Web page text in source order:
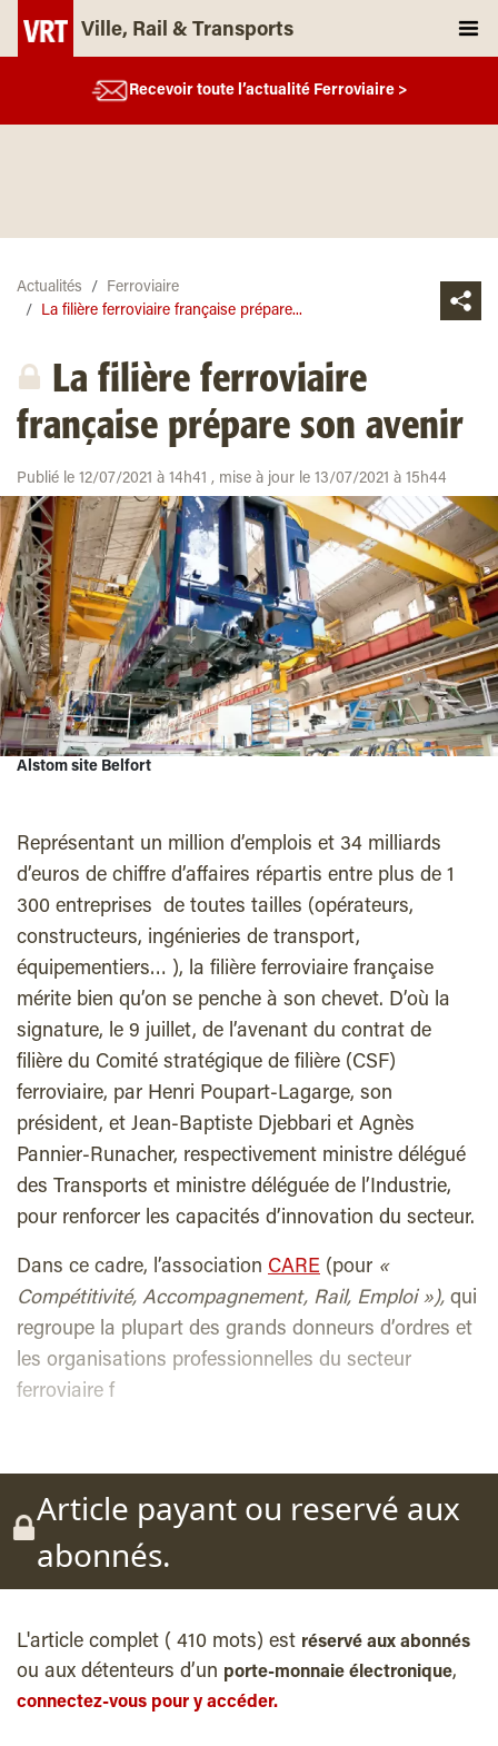
Ville, Rail & Transports
Recevoir toute l’actualité Ferroviaire >
Actualités
Ferroviaire
La filière ferroviaire française prépare...
La filière ferroviaire
française prépare son avenir
Publié le 12/07/2021 à 14h41 , mise à jour le 13/07/2021 à 15h44
Alstom site Belfort
Représentant un million d’emplois et 34 milliards
d’euros de chiffre d’affaires répartis entre plus de 1
300 entreprises de toutes tailles (opérateurs,
constructeurs, ingénieries de transport,
équipementiers… ), la filière ferroviaire française
mérite bien qu’on se penche à son chevet. D’où la
signature, le 9 juillet, de l’avenant du contrat de
filière du Comité stratégique de filière (CSF)
ferroviaire, par Henri Poupart-Lagarge, son
président, et Jean-Baptiste Djebbari et Agnès
Pannier-Runacher, respectivement ministre délégué
des Transports et ministre déléguée de l’Industrie,
pour renforcer les capacités d’innovation du secteur.
Dans ce cadre, l’association CARE (pour «
Compétitivité, Accompagnement, Rail, Emploi »), qui
regroupe la plupart des grands donneurs d’ordres et
les organisations professionnelles du secteur
ferroviaire f
Article payant ou reservé aux
abonnés.
L'article complet ( 410 mots) est réservé aux abonnés
ou aux détenteurs d’un porte-monnaie électronique,
connectez-vous pour y accéder.